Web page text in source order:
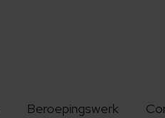
Beroepingswerk